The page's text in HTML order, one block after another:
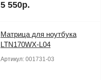
5 550р.
Матрица для ноутбука
LTN170WX-L04
Артикул: 001731-03